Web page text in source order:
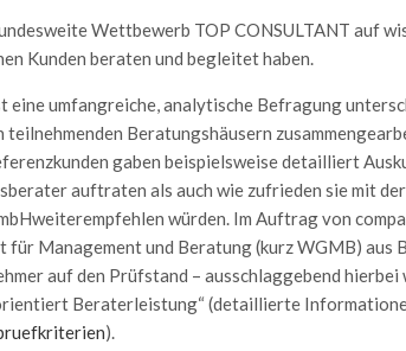
Wettbewerb TOP CONSULTANT auf
Kunden beraten und begleitet haben.
eine umfangreiche, analytische Befragung
teilnehmenden Beratungshäusern
gaben beispielsweise detailliert
auftraten als auch wie zufrieden sie mit
würden. Im Auftrag von
Management und Beratung (kurz WGMB) aus
auf den Prüfstand – ausschlaggebend
Beraterleistung“ (detaillierte
).